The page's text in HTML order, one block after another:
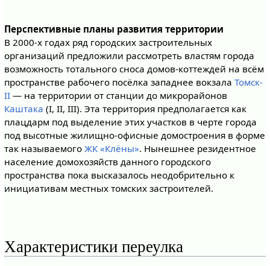
Перспективные планы развития территории
В 2000-х годах ряд городских застроительных
организаций предложили рассмотреть властям города
возможность тотального сноса домов-коттеждей на всём
пространстве рабочего посёлка западнее вокзала Томск-
II— на территории от станции до микрорайонов
Каштака (I, II, III). Эта территория предполагается как
плацдарм под выделение этих участков в черте города
под высотные жилищно-офисные домостроения в форме
так называемого ЖК «Клёны». Нынешнее резидентное
население домохозяйств данного городского
пространства пока высказалось неодобрительно к
инициативам местных томских застроителей.
Характеристики переулка